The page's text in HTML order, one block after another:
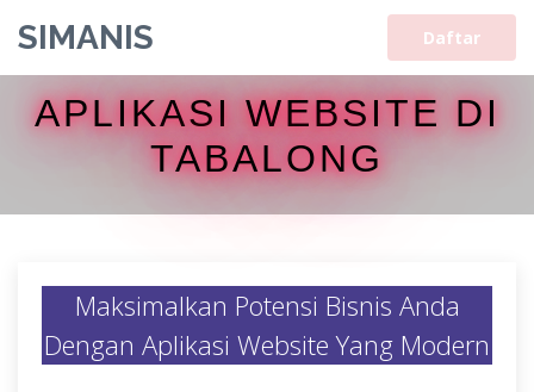
SIMANIS Daftar
APLIKASI WEBSITE DI
TABALONG
Maksimalkan Potensi Bisnis Anda
Dengan Aplikasi Website Yang Modern